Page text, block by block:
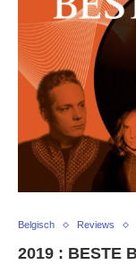
Belgisch Reviews
2019 : BESTE